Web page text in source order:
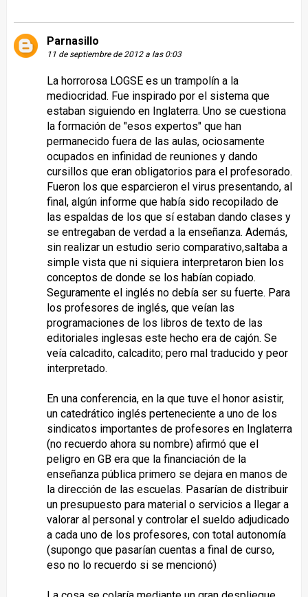
Parnasillo
11 de septiembre de 2012 a las 0:03
La horrorosa LOGSE es un trampolín a la
mediocridad. Fue inspirado por el sistema que
estaban siguiendo en Inglaterra. Uno se cuestiona
la formación de "esos expertos" que han
permanecido fuera de las aulas, ociosamente
ocupados en infinidad de reuniones y dando
cursillos que eran obligatorios para el profesorado.
Fueron los que esparcieron el virus presentando, al
final, algún informe que había sido recopilado de
las espaldas de los que sí estaban dando clases y
se entregaban de verdad a la enseñanza. Además,
sin realizar un estudio serio comparativo,saltaba a
simple vista que ni siquiera interpretaron bien los
conceptos de donde se los habían copiado.
Seguramente el inglés no debía ser su fuerte. Para
los profesores de inglés, que veían las
programaciones de los libros de texto de las
editoriales inglesas este hecho era de cajón. Se
veía calcadito, calcadito; pero mal traducido y peor
interpretado.
En una conferencia, en la que tuve el honor asistir,
un catedrático inglés perteneciente a uno de los
sindicatos importantes de profesores en Inglaterra
(no recuerdo ahora su nombre) afirmó que el
peligro en GB era que la financiación de la
enseñanza pública primero se dejara en manos de
la dirección de las escuelas. Pasarían de distribuir
un presupuesto para material o servicios a llegar a
valorar al personal y controlar el sueldo adjudicado
a cada uno de los profesores, con total autonomía
(supongo que pasarían cuentas a final de curso,
eso no lo recuerdo si se mencionó)